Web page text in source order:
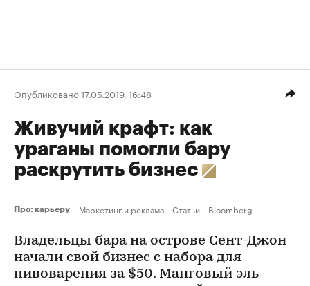
Опубликовано 17.05.2019, 16:48
Живучий крафт: как
ураганы помогли бару
раскрутить бизнес
Про: карьеру Маркетинг и реклама Статьи Bloomberg
Владельцы бара на острове Сент-Джон
начали свой бизнес с набора для
пивоварения за $50. Манговый эль